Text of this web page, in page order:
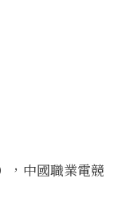
，中國職業電競